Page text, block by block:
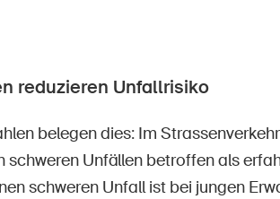
reduzieren Unfallrisiko
belegen dies: Im
schweren Unfällen betroffen als
schweren Unfall ist bei jungen